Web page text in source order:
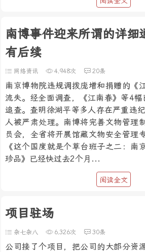
南博事件迎来所谓的详细
有后续
网络资讯 4,948次 20条
南京博物院违规调拨庞增和捐赠的《
流失。经全面调查，《江南春》等4
追查。查明徐湖平等多人存在严重违
人被严肃处理。南博将完善文物管理
员会，全省将开展馆藏文物安全管理
《这个国度就是个草台班子之二：南
珍品》已经快过去2个月...
阅读全文
项目驻场
杂七杂八 6,326次 30条
公司接了个项目，把公司的大部分资